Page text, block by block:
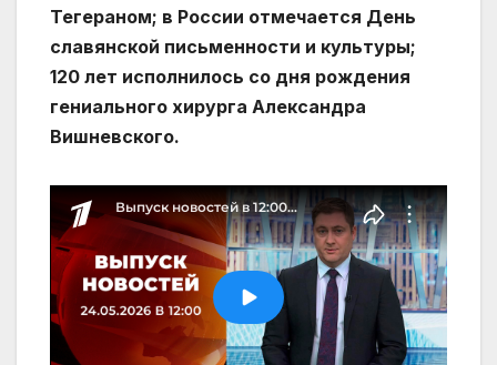
Тегераном; в России отмечается День
славянской письменности и культуры;
120 лет исполнилось со дня рождения
гениального хирурга Александра
Вишневского.